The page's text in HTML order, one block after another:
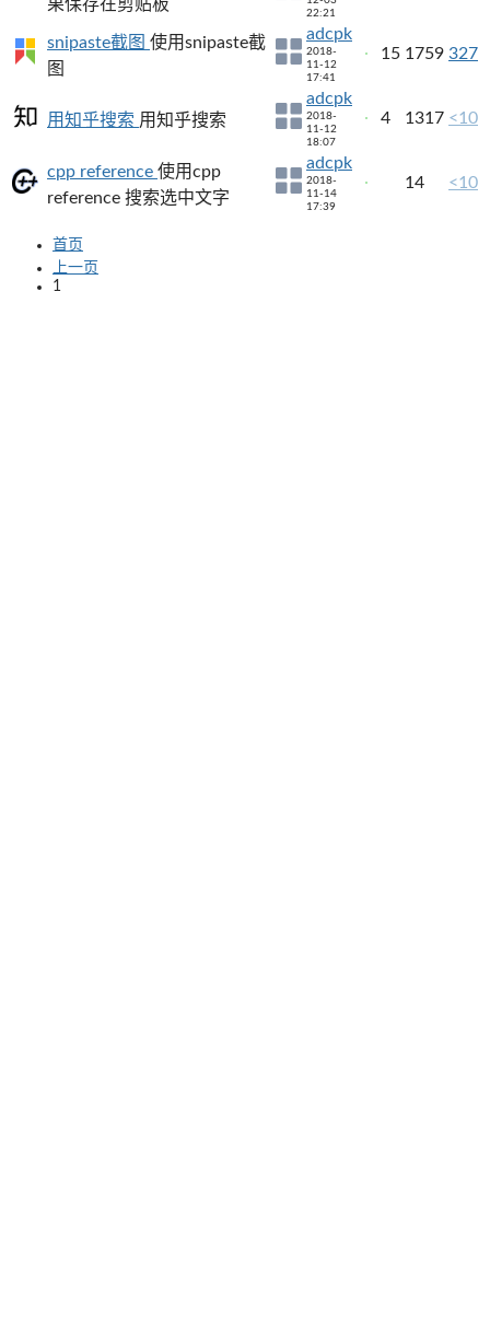
果保存在剪贴板
22:21
snipaste截图 使用snipaste截
图
adcpk
2018-
11-12
17:41
15 1759 327
用知乎搜索 用知乎搜索
adcpk
2018-
11-12
18:07
4 1317 <10
cpp reference 使用cpp
reference 搜索选中文字
adcpk
2018-
11-14
17:39
14 <10
首页
上一页
1